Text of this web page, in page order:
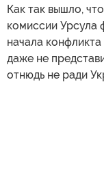
Как так вышло,
комиссии Урсула
начала
даже не
отнюдь не ради